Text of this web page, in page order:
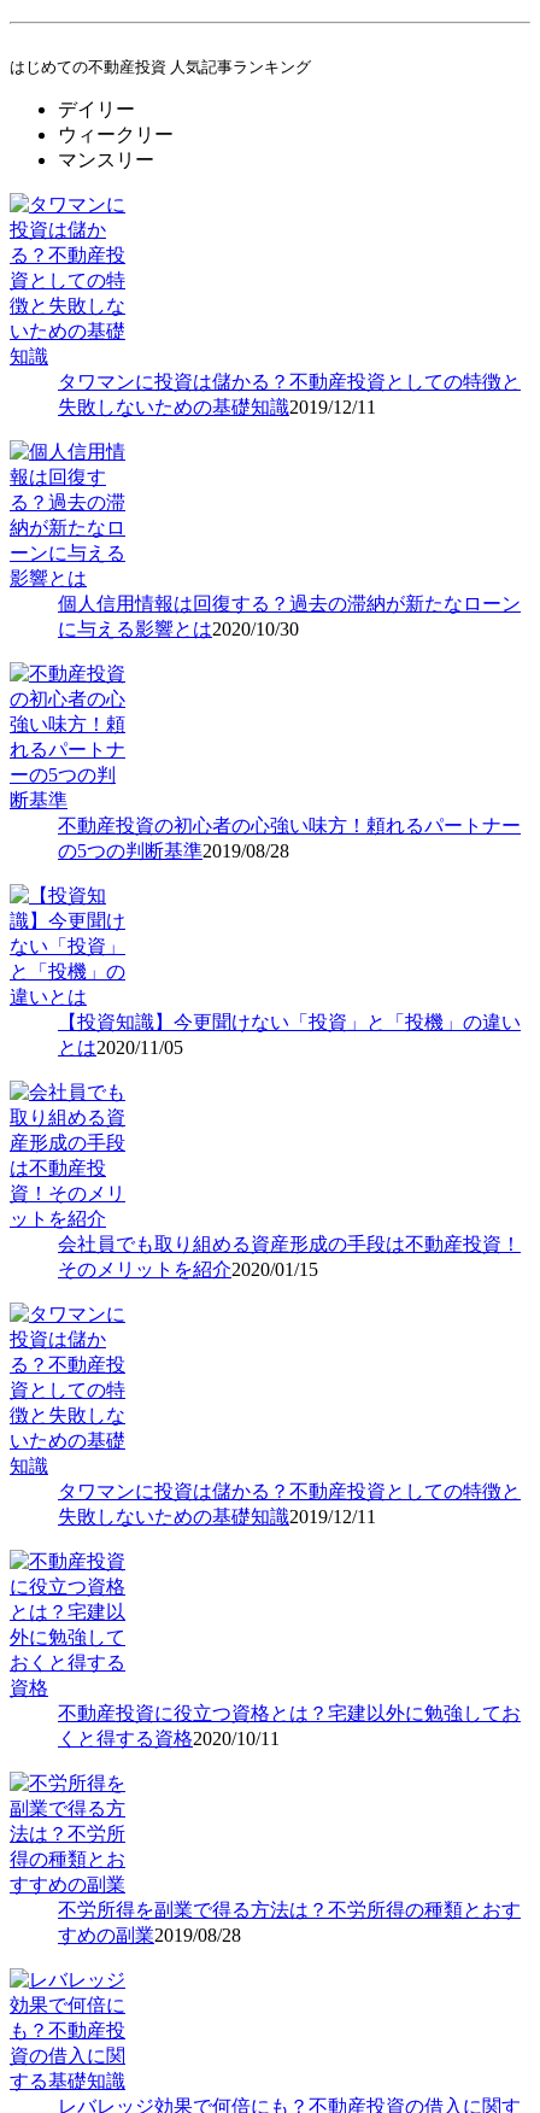
はじめての不動産投資 人気記事ランキング
デイリー
ウィークリー
マンスリー
タワマンに投資は儲かる？不動産投資としての特徴と
失敗しないための基礎知識2019/12/11
個人信用情報は回復する？過去の滞納が新たなローン
に与える影響とは2020/10/30
不動産投資の初心者の心強い味方！頼れるパートナー
の5つの判断基準2019/08/28
【投資知識】今更聞けない「投資」と「投機」の違い
とは2020/11/05
会社員でも取り組める資産形成の手段は不動産投資！
そのメリットを紹介2020/01/15
タワマンに投資は儲かる？不動産投資としての特徴と
失敗しないための基礎知識2019/12/11
不動産投資に役立つ資格とは？宅建以外に勉強してお
くと得する資格2020/10/11
不労所得を副業で得る方法は？不労所得の種類とおす
すめの副業2019/08/28
レバレッジ効果で何倍にも？不動産投資の借入に関す